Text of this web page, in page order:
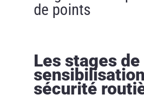
de points
Les stages de
sécurité